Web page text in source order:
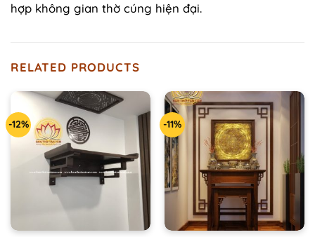
hợp không gian thờ cúng hiện đại.
RELATED PRODUCTS
-12% -11%